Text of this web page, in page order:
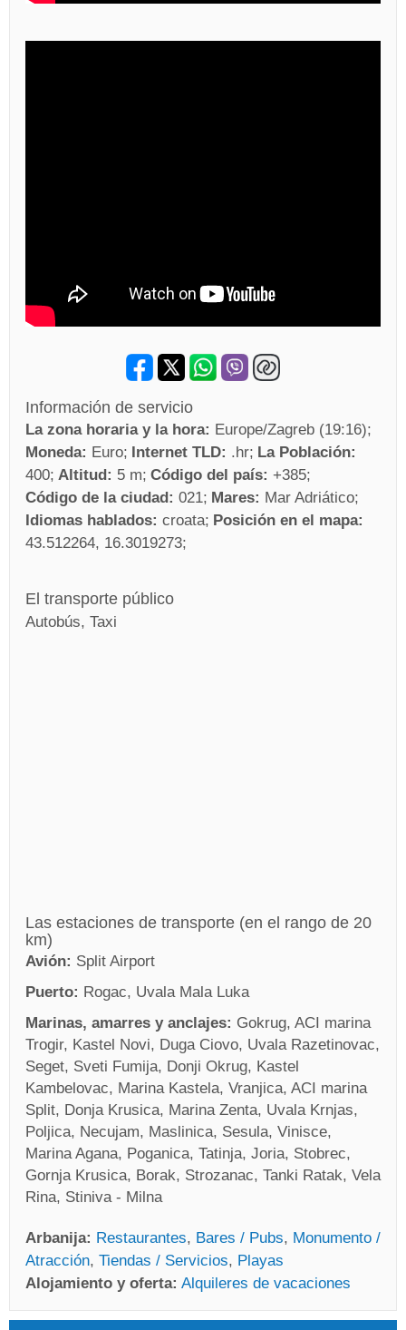
Información de servicio
La zona horaria y la hora: Europe/Zagreb (19:16)
Moneda: Euro Internet TLD: .hr La Población:
400 Altitud: 5 m Código del país: +385
Código de la ciudad: 021 Mares: Mar Adriático
Idiomas hablados: croata Posición en el mapa:
43.512264, 16.3019273
El transporte público
Autobús, Taxi
Las estaciones de transporte (en el rango de 20
km)
Avión: Split Airport
Puerto: Rogac, Uvala Mala Luka
Marinas, amarres y anclajes: Gokrug, ACI marina
Trogir, Kastel Novi, Duga Ciovo, Uvala Razetinovac,
Seget, Sveti Fumija, Donji Okrug, Kastel
Kambelovac, Marina Kastela, Vranjica, ACI marina
Split, Donja Krusica, Marina Zenta, Uvala Krnjas,
Poljica, Necujam, Maslinica, Sesula, Vinisce,
Marina Agana, Poganica, Tatinja, Joria, Stobrec,
Gornja Krusica, Borak, Strozanac, Tanki Ratak, Vela
Rina, Stiniva - Milna
Arbanija: Restaurantes, Bares / Pubs, Monumento /
Atracción, Tiendas / Servicios, Playas
Alojamiento y oferta: Alquileres de vacaciones